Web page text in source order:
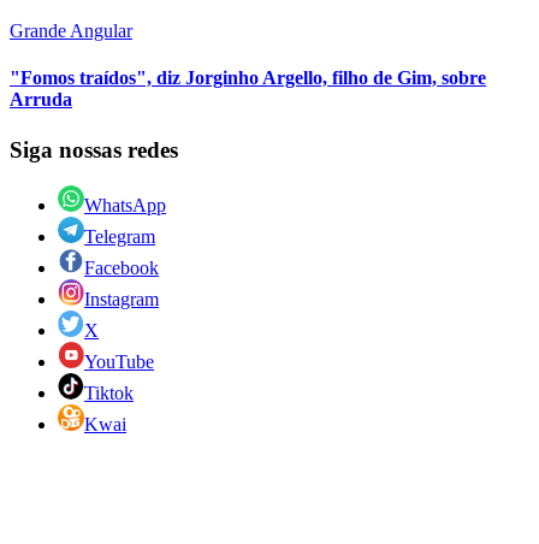
Grande Angular
"Fomos traídos", diz Jorginho Argello, filho de Gim, sobre
Arruda
Siga nossas redes
WhatsApp
Telegram
Facebook
Instagram
X
YouTube
Tiktok
Kwai